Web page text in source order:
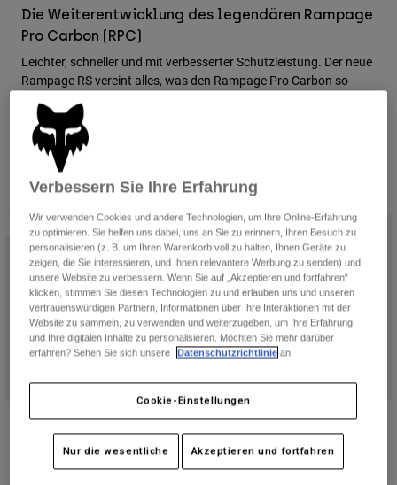
Schuhe
Trikots
Hosen
Jacken
Handschuhe
Protektoren
Brillen
Socken
Ersatzteile
Stiefel
Trikots
Hosen
Handschuhe
Jacken
Protektoren
Brillen
Socken
Spare parts
T-Shirts & Tops
Hoodies und Pullover
Jacken
Hosen
Hemden
Alle anzeigen
Damen
T-Shirts & Tops
Hoodies und Pullover
Jacken
Hosen
Kinder
Hosen
Handschuhe
Guards
Brillen
Socken
Alle anzeigen
Moto
Helme
Jerseys
Hosen
Stiefel
Handschuhe
Brillen
Die Weiterentwicklung des legendären Rampage
Pro Carbon (RPC)
Leichter, schneller und mit verbesserter Schutzleistung. Der neue
Rampage RS vereint alles, was den Rampage Pro Carbon so
ikonisch gemacht hat – und geht noch einen Schritt weiter. Der
neue Maßstab für Downhill und Freeride.
6 Ergebnisse Filtern und Sortieren
Limitierte Auflage
Rampage RS Vision Limited Edition
Rampage RS Crypt Helm
€ 599,99
Verbessern Sie Ihre Erfahrung
Wir verwenden Cookies und andere Technologien, um Ihre Online-Erfahrung
zu optimieren. Sie helfen uns dabei, uns an Sie zu erinnern, Ihren Besuch zu
personalisieren (z. B. um Ihren Warenkorb voll zu halten, Ihnen Geräte zu
zeigen, die Sie interessieren, und Ihnen relevantere Werbung zu senden) und
unsere Website zu verbessern. Wenn Sie auf „Akzeptieren und fortfahren“
klicken, stimmen Sie diesen Technologien zu und erlauben uns und unseren
vertrauenswürdigen Partnern, Informationen über Ihre Interaktionen mit der
Website zu sammeln, zu verwenden und weiterzugeben, um Ihre Erfahrung
und Ihre digitalen Inhalte zu personalisieren. Möchten Sie mehr darüber
erfahren? Sehen Sie sich unsere
Datenschutzrichtlinie an.
Cookie-Einstellungen
Nur die wesentliche Akzeptieren und fortfahren